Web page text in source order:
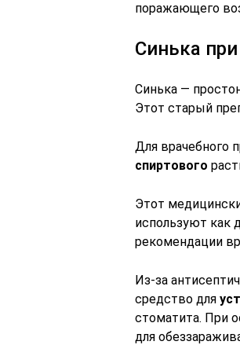
поражающего
Синька
Синька —
Этот старый
Для врачебного
спиртового
Этот
используют как
рекомендации
Из-за
средство для
стоматита. При
для